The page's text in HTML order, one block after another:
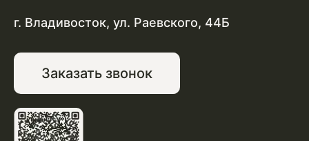
г. Владивосток, ул. Раевского, 44Б
Заказать звонок